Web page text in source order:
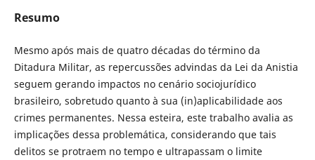
Resumo
Mesmo após mais de quatro décadas do término da
Ditadura Militar, as repercussões advindas da Lei da Anistia
seguem gerando impactos no cenário sociojurídico
brasileiro, sobretudo quanto à sua (in)aplicabilidade aos
crimes permanentes. Nessa esteira, este trabalho avalia as
implicações dessa problemática, considerando que tais
delitos se protraem no tempo e ultrapassam o limite